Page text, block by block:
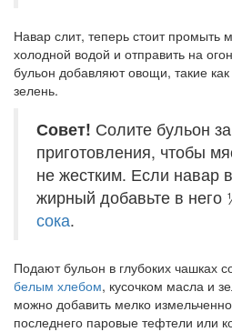
Навар слит, теперь стоит промыть
холодной водой и отправить на
бульон добавляют овощи, такие
зелень.
Совет! Солите бульон
приготовления, чтобы
не жестким. Если навар
жирный добавьте в него
сока.
Подают бульон в глубоких чашках
белым хлебом, кусочком масла и
можно добавить мелко
последнего паровые тефтели или